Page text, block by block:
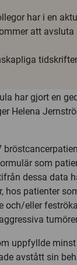
har i en
att
har gjort en
Helena
som
dessa data
hos patienter
och/eller
uppfyllde
avstått sin